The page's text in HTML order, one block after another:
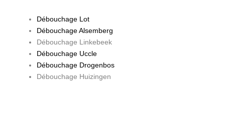
Débouchage Lot
Débouchage Alsemberg
Débouchage Linkebeek
Débouchage Uccle
Débouchage Drogenbos
Débouchage Huizingen